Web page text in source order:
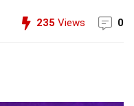
235 Views 0